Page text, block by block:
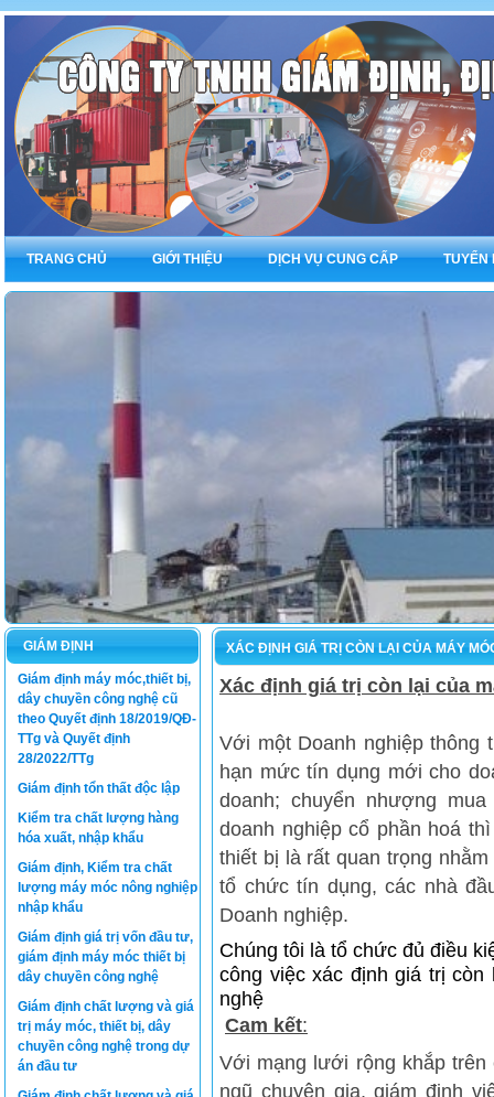
TRANG CHỦ GIỚI THIỆU DỊCH VỤ CUNG CẤP TUYỂN
GIÁM ĐỊNH
Giám định máy móc,thiết bị,
dây chuyền công nghệ cũ
theo Quyết định 18/2019/QĐ-
TTg và Quyết định
28/2022/TTg
Giám định tổn thất độc lập
Kiểm tra chất lượng hàng
hóa xuất, nhập khẩu
Giám định, Kiểm tra chất
lượng máy móc nông nghiệp
nhập khẩu
Giám định giá trị vốn đầu tư,
giám định máy móc thiết bị
dây chuyền công nghệ
Giám định chất lượng và giá
trị máy móc, thiết bị, dây
chuyền công nghệ trong dự
án đầu tư
XÁC ĐỊNH GIÁ TRỊ CÒN LẠI CỦA MÁY
Xác định giá trị còn lại của
Với một Doanh nghiệp thông
hạn mức tín dụng mới cho
doanh; chuyển nhượng
doanh nghiệp cổ phần hoá
thiết bị là rất quan trọng
tổ chức tín dụng, các nhà
Doanh nghiệp.
Chúng tôi là tổ chức đủ điều
công việc xác định giá trị
nghệ
Cam kết:
Với mạng lưới rộng khắp
ngũ chuyên gia, giám định